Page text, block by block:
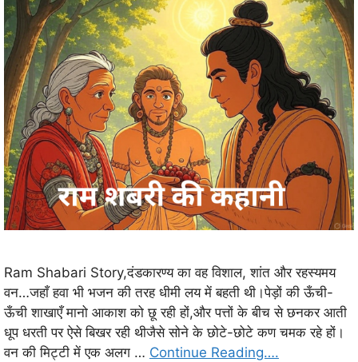
Ram Shabari Story,दंडकारण्य का वह विशाल, शांत और रहस्यमय
वन…जहाँ हवा भी भजन की तरह धीमी लय में बहती थी।पेड़ों की ऊँची-
ऊँची शाखाएँ मानो आकाश को छू रही हों,और पत्तों के बीच से छनकर आती
धूप धरती पर ऐसे बिखर रही थीजैसे सोने के छोटे-छोटे कण चमक रहे हों।
वन की मिट्टी में एक अलग … Continue Reading….